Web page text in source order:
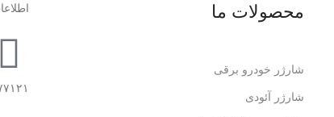
محصولات ما
شارژر خودرو برقی
شارژر آئودی